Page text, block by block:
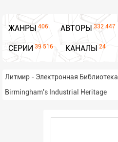
ЖАНРЫ 406 АВТОРЫ 332 447
СЕРИИ 39 516 КАНАЛЫ 24
Литмир - Электронная Библиотека
Birmingham's Industrial Heritage